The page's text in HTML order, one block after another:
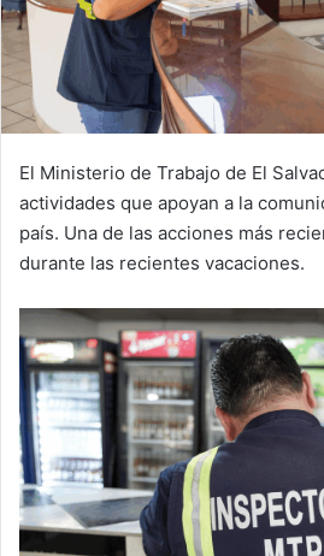
El Ministerio de Trabajo de El
actividades que apoyan a la
país. Una de las acciones más
durante las recientes vacaciones.